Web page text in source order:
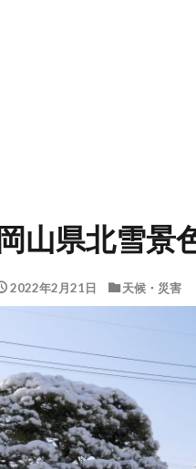
岡山県北雪景
2022年2月21日 天候・災害